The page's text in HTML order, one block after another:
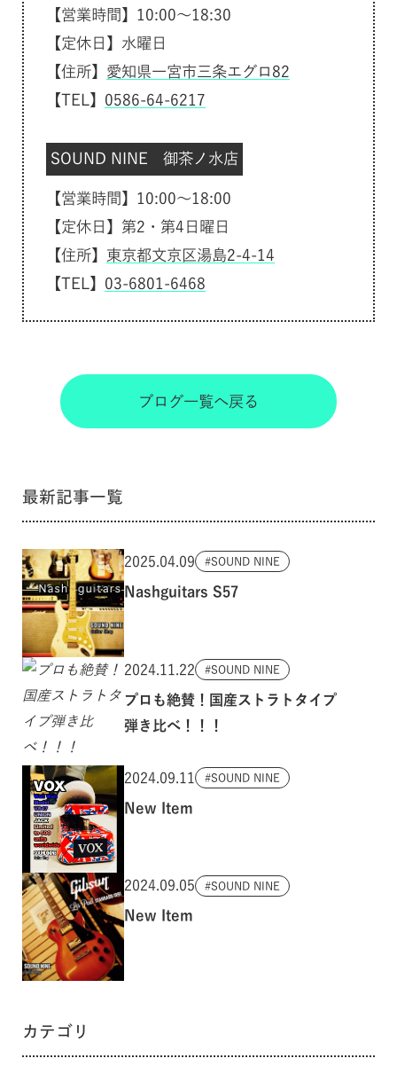
【営業時間】10:00～18:30
【定休日】水曜日
【住所】 愛知県一宮市三条エグロ82
【TEL】 0586-64-6217
SOUND NINE 御茶ノ水店
【営業時間】10:00～18:00
【定休日】第2・第4日曜日
【住所】 東京都文京区湯島2-4-14
【TEL】 03-6801-6468
ブログ一覧へ戻る
最新記事一覧
2025.04.09 SOUND NINE
Nashguitars S57
2024.11.22 SOUND NINE
プロも絶賛！国産ストラトタイプ
弾き比べ！！！
2024.09.11 SOUND NINE
New Item
2024.09.05 SOUND NINE
New Item
カテゴリ